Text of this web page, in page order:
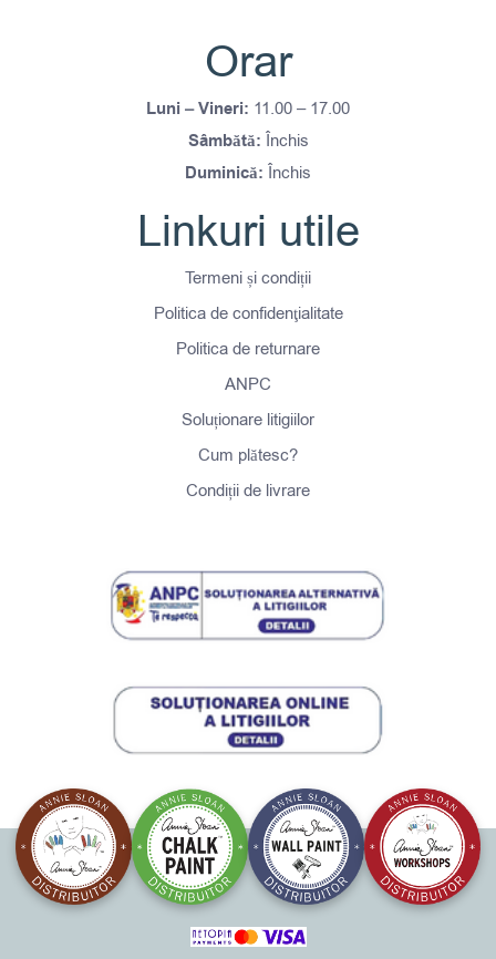
Orar
Luni – Vineri: 11.00 – 17.00
Sâmbătă: Închis
Duminică: Închis
Linkuri utile
Termeni și condiții
Politica de confidenţialitate
Politica de returnare
ANPC
Soluționare litigiilor
Cum plătesc?
Condiții de livrare